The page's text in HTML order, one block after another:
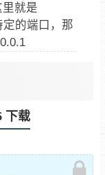
就是
定的端口，那
下载